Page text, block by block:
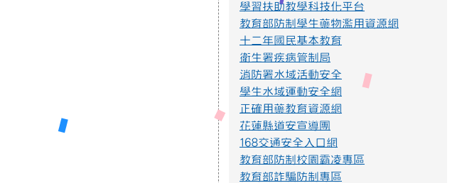
詐騙、色情應召詐財詐騙等。因此，教育部
建置「不迷小紅書，青春不迷途」專區，提
供小紅書潛在威脅教育宣導資源及講師資
料，請多加推廣運用。
https://eliteracy.edu.tw/Shorts/xiaohongshu.html
提升社會大眾對身心障礙者權利公約1.jpg
學習扶助教學科技化平台
教育部防制學生藥物濫用資源網
十二年國民基本教育
衛生署疾病管制局
消防署水域活動安全
學生水域運動安全網
正確用藥教育資源網
花蓮縣道安宣導團
168交通安全入口網
教育部防制校園霸凌專區
教育部詐騙防制專區